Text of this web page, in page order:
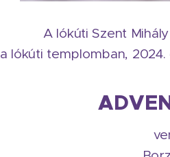
A lókúti Szent
a lókúti templomban,